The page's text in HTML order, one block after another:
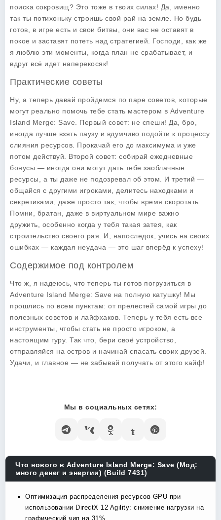
поиска сокровищ? Это тоже в твоих силах! Да, именно
так ты потихоньку строишь свой рай на земле. Но будь
готов, в игре есть и свои битвы, они вас не оставят в
покое и заставят потеть над стратегией. Господи, как же
я люблю эти моменты, когда план не срабатывает, и
вдруг всё идет наперекосяк!
Практические советы
Ну, а теперь давай пройдемся по паре советов, которые
могут реально помочь тебе стать мастером в Adventure
Island Merge: Save . Первый совет: не спеши! Да, бро,
иногда лучше взять паузу и вдумчиво подойти к процессу
слияния ресурсов. Прокачай его до максимума и уже
потом действуй. Второй совет: собирай ежедневные
бонусы — иногда они могут дать тебе заоблачные
ресурсы, а ты даже не подозревал об этом. И третий —
общайся с другими игроками, делитесь находками и
секретиками, даже просто так, чтобы время скоротать.
Помни, братан, даже в виртуальном мире важно
дружить, особенно когда у тебя такая затея, как
строительство своего рая. И, напоследок, учись на своих
ошибках — каждая неудача — это шаг вперёд к успеху!
Содержимое под контролем
Что ж, я надеюсь, что теперь ты готов погрузиться в
Adventure Island Merge: Save на полную катушку! Мы
прошлись по всем пунктам: от прелестей самой игры до
полезных советов и лайфхаков. Теперь у тебя есть все
инструменты, чтобы стать не просто игроком, а
настоящим гуру. Так что, бери своё устройство,
отправляйся на остров и начинай спасать своих друзей.
Удачи, и главное — не забывай получать от этого кайф!
Мы в социальных сетях:
Что нового в Adventure Island Merge: Save (Мод:
много денег и энергии) (Build 7431)
Оптимизация распределения ресурсов GPU при
использовании DirectX 12 Agility: снижение нагрузки на
графический чип на 31%.